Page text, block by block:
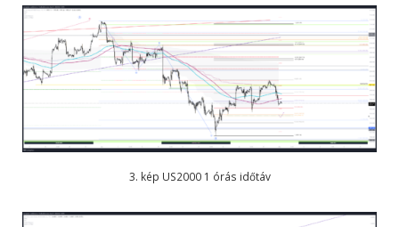
3. kép US2000 1 órás időtáv